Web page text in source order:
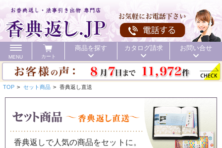
MENU カート
商品を探す カタログ請求 お問い合せ
TOP > セット商品 > 香典返し直送
香典返しで人気の商品をセットに。